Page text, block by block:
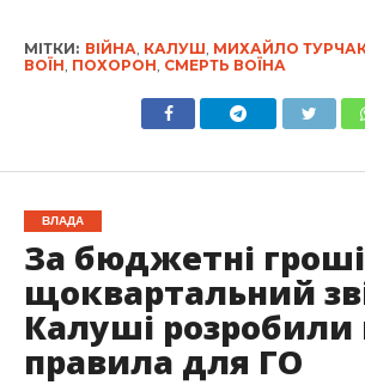
МІТКИ: ВІЙНА КАЛУШ МИХАЙЛО
ВОЇН ПОХОРОН СМЕРТЬ ВОЇНА
ВЛАДА
За бюджетні
щоквартальний
Калуші розробили
правила для ГО